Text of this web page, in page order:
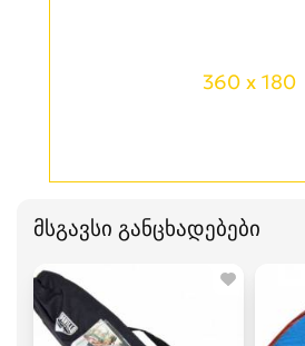
360 x 180
მსგავსი განცხადებები